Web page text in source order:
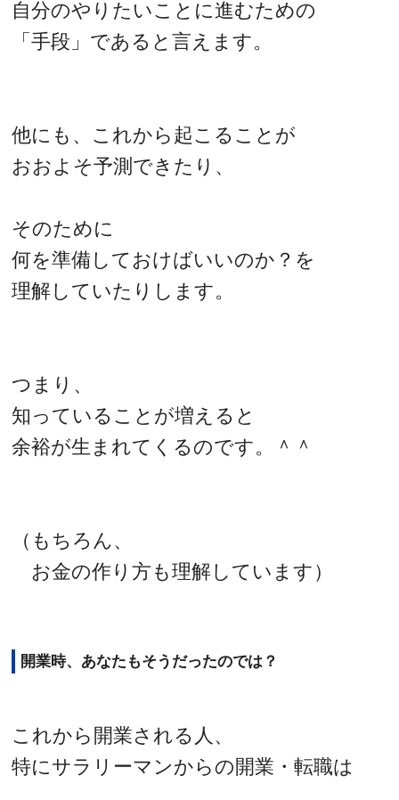
自分のやりたいことに進むための
「手段」であると言えます。
他にも、これから起こることが
おおよそ予測できたり、
そのために
何を準備しておけばいいのか？を
理解していたりします。
つまり、
知っていることが増えると
余裕が生まれてくるのです。＾＾
（もちろん、
お金の作り方も理解しています）
開業時、あなたもそうだったのでは？
これから開業される人、
特にサラリーマンからの開業・転職は